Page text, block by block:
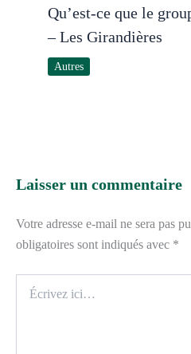
Qu’est-ce que le
– Les Girandières
Autres
Laisser un commentaire
Votre adresse e-mail ne sera pas
obligatoires sont indiqués avec *
ici…